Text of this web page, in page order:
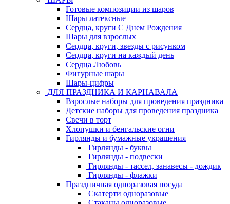
Готовые композиции из шаров
Шары латексные
Сердца, круги С Днем Рождения
Шары для взрослых
Сердца, круги, звезды с рисунком
Сердца, круги на каждый день
Сердца Любовь
Фигурные шары
Шары-цифры
ДЛЯ ПРАЗДНИКА И КАРНАВАЛА
Взрослые наборы для проведения праздника
Детские наборы для проведения праздника
Свечи в торт
Хлопушки и бенгальские огни
Гирлянды и бумажные украшения
Гирлянды - буквы
Гирлянды - подвески
Гирлянды - тассел, занавесы - дождик
Гирлянды - флажки
Праздничная одноразовая посуда
Скатерти одноразовые